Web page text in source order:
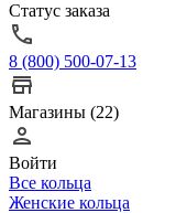
Статус заказа
8 (800) 500-07-13
Магазины (22)
Войти
Все кольца
Женские кольца